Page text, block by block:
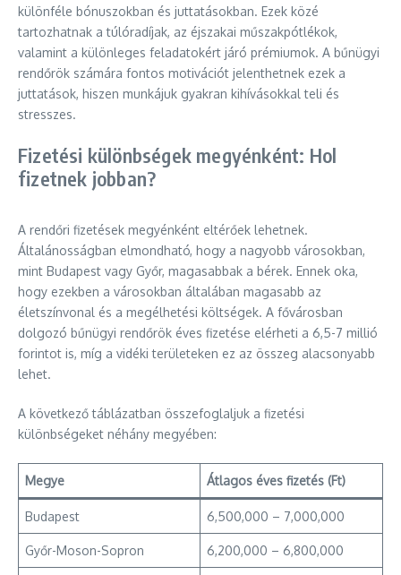
különféle bónuszokban és juttatásokban. Ezek közé
tartozhatnak a túlóradíjak, az éjszakai műszakpótlékok,
valamint a különleges feladatokért járó prémiumok. A bűnügyi
rendőrök számára fontos motivációt jelenthetnek ezek a
juttatások, hiszen munkájuk gyakran kihívásokkal teli és
stresszes.
Fizetési különbségek megyénként: Hol
fizetnek jobban?
A rendőri fizetések megyénként eltérőek lehetnek.
Általánosságban elmondható, hogy a nagyobb városokban,
mint Budapest vagy Győr, magasabbak a bérek. Ennek oka,
hogy ezekben a városokban általában magasabb az
életszínvonal és a megélhetési költségek. A fővárosban
dolgozó bűnügyi rendőrök éves fizetése elérheti a 6,5-7 millió
forintot is, míg a vidéki területeken ez az összeg alacsonyabb
lehet.
A következő táblázatban összefoglaljuk a fizetési
különbségeket néhány megyében:
Megye Átlagos éves fizetés (Ft)
Budapest 6,500,000 – 7,000,000
Győr-Moson-Sopron 6,200,000 – 6,800,000